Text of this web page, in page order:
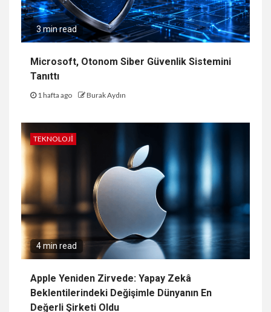
3 min read
Microsoft, Otonom Siber Güvenlik Sistemini
Tanıttı
1 hafta ago Burak Aydın
TEKNOLOJI
4 min read
Apple Yeniden Zirvede: Yapay Zekâ
Beklentilerindeki Değişimle Dünyanın En
Değerli Şirketi Oldu